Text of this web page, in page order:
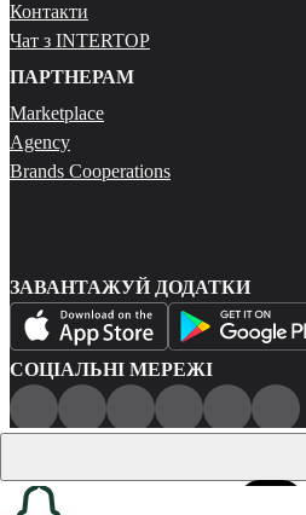
Контакти
Чат з INTERTOP
ПАРТНЕРАМ
Marketplace
Agency
Brands Cooperations
ЗАВАНТАЖУЙ ДОДАТКИ
СОЦІАЛЬНІ МЕРЕЖІ
Політика конфіденційності
Карта сайту